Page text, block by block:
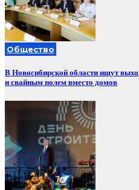
Общество
В Новосибирской области ищут
и свайным полем вместо домов